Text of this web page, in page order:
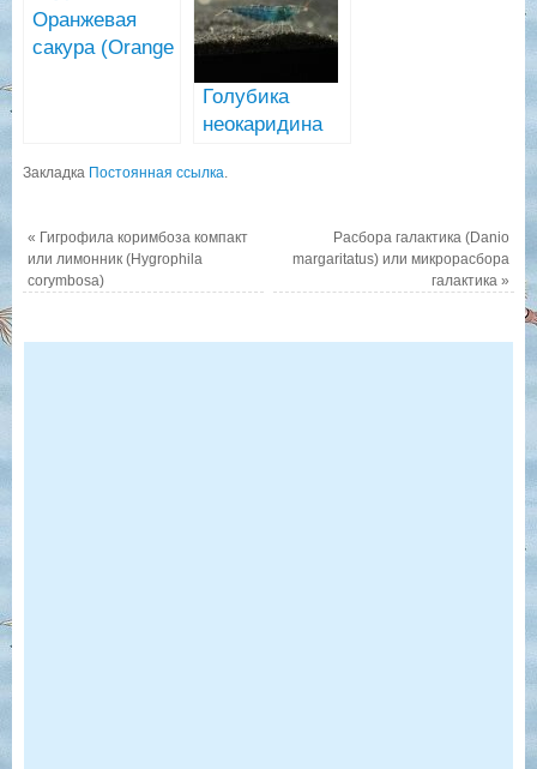
Оранжевая
сакура (Orange
Голубика
неокаридина
креветка
Shrimp)
Закладка Постоянная ссылка.
« Гигрофила коримбоза компакт
или лимонник (Hygrophila
corymbosa)
Расбора галактика (Danio
margaritatus) или микрорасбора
галактика»